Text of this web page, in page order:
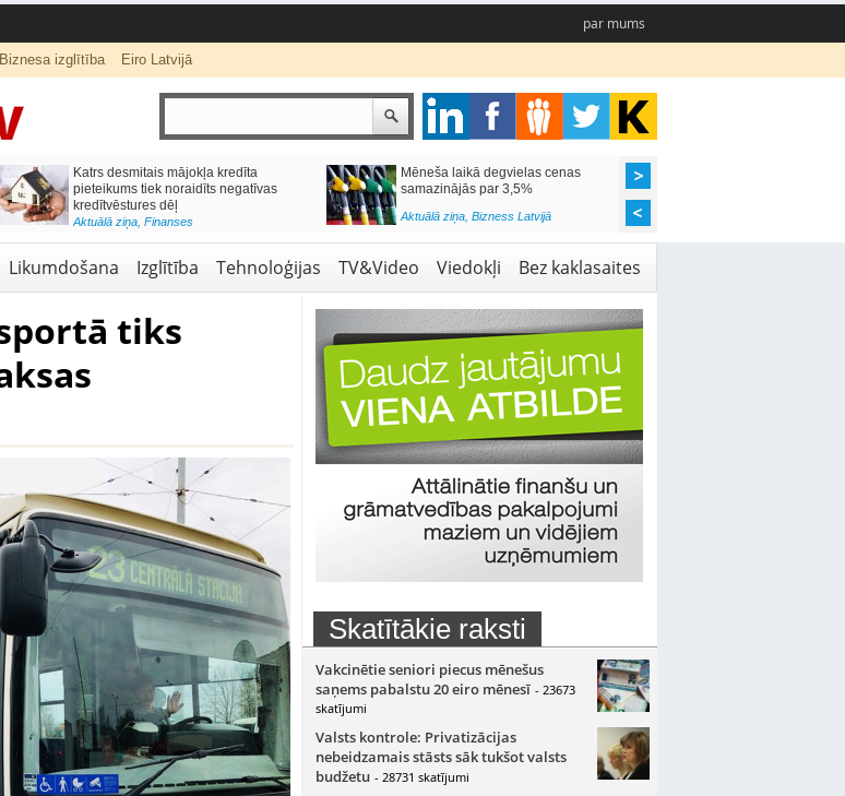
par mums
Biznesa izglītība Eiro Latvijā
Katrs desmitais mājokļa kredīta
pieteikums tiek noraidīts negatīvas
kredītvēstures dēļ
Aktuālā ziņa,Finanses
Mēneša laikā degvielas cenas
samazinājās par 3,5%
Aktuālā ziņa,Bizness Latvijā
Likumdošana Izglītība Tehnoloģijas TV&Video Viedokļi Bez kaklasaites
tiks
Skatītākie raksti
Vakcinētie seniori piecus mēnešus
saņems pabalstu 20 eiro mēnesī - 23673
skatījumi
Valsts kontrole: Privatizācijas
nebeidzamais stāsts sāk tukšot valsts
budžetu - 28731 skatījumi